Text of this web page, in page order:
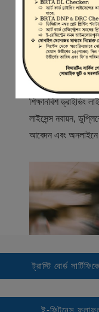
স্বাগতম
বিআরটিএ সার্ভিস
(বিআরটিএ) এর একটি
মোটরযান মালিক,
শিক্ষানবিশ ড্রাইভিং
লাইসেন্স নবায়ন,
আবেদন এবং অনলাইনে
ট্রাস্টি বোর্ড
ই-ফিটনেস